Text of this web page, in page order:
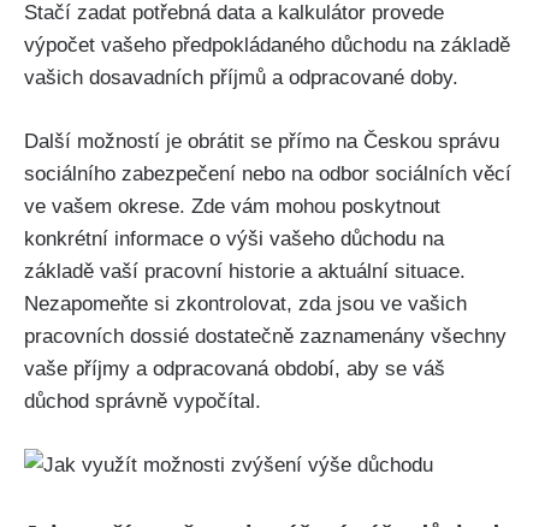
Stačí zadat potřebná data a kalkulátor provede
výpočet vašeho předpokládaného důchodu na základě
vašich dosavadních příjmů a odpracované doby.
Další možností je obrátit se přímo na Českou správu
sociálního zabezpečení nebo na odbor sociálních věcí
ve vašem okrese. Zde vám mohou poskytnout
konkrétní informace o výši vašeho důchodu na
základě vaší pracovní historie a aktuální situace.
Nezapomeňte si zkontrolovat, zda jsou ve vašich
pracovních dossié dostatečně zaznamenány všechny
vaše příjmy a odpracovaná období, aby se váš
důchod správně vypočítal.